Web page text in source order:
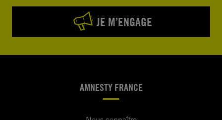
JE M’ENGAGE
AMNESTY FRANCE